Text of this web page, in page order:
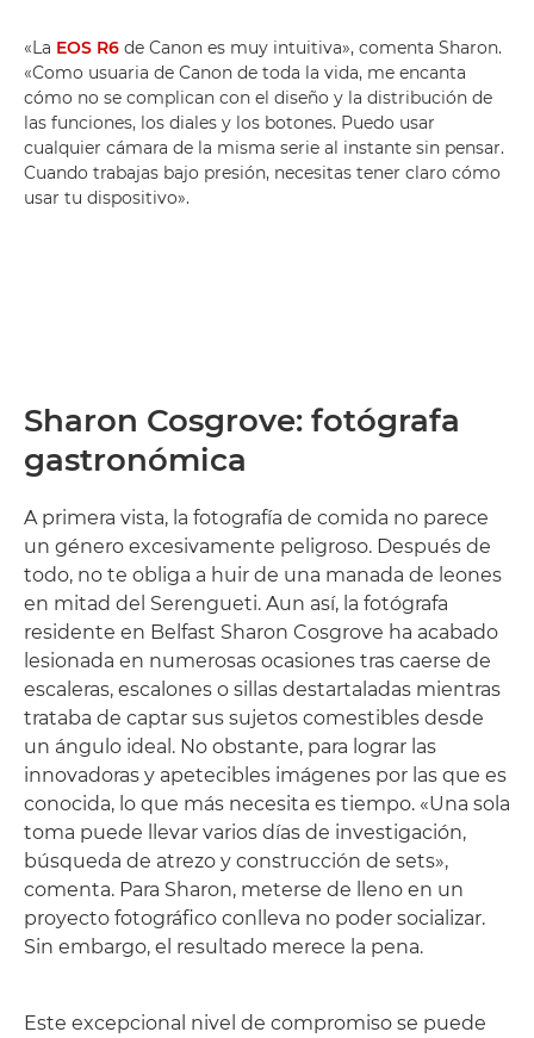
«La EOS R6 de Canon es muy intuitiva», comenta Sharon.
«Como usuaria de Canon de toda la vida, me encanta
cómo no se complican con el diseño y la distribución de
las funciones, los diales y los botones. Puedo usar
cualquier cámara de la misma serie al instante sin pensar.
Cuando trabajas bajo presión, necesitas tener claro cómo
usar tu dispositivo».
Sharon Cosgrove: fotógrafa
gastronómica
A primera vista, la fotografía de comida no parece
un género excesivamente peligroso. Después de
todo, no te obliga a huir de una manada de leones
en mitad del Serengueti. Aun así, la fotógrafa
residente en Belfast Sharon Cosgrove ha acabado
lesionada en numerosas ocasiones tras caerse de
escaleras, escalones o sillas destartaladas mientras
trataba de captar sus sujetos comestibles desde
un ángulo ideal. No obstante, para lograr las
innovadoras y apetecibles imágenes por las que es
conocida, lo que más necesita es tiempo. «Una sola
toma puede llevar varios días de investigación,
búsqueda de atrezo y construcción de sets»,
comenta. Para Sharon, meterse de lleno en un
proyecto fotográfico conlleva no poder socializar.
Sin embargo, el resultado merece la pena.
Este excepcional nivel de compromiso se puede